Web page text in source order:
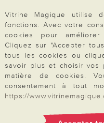
Rétractation
Paiement &
À propos de
Vitrine Magique utilise
fonctions. Avec votre
cookies pour
Cliquez sur "Accepter
tous les cookies ou
savoir plus et choisir vos
matière de cookies.
consentement à tout
https://